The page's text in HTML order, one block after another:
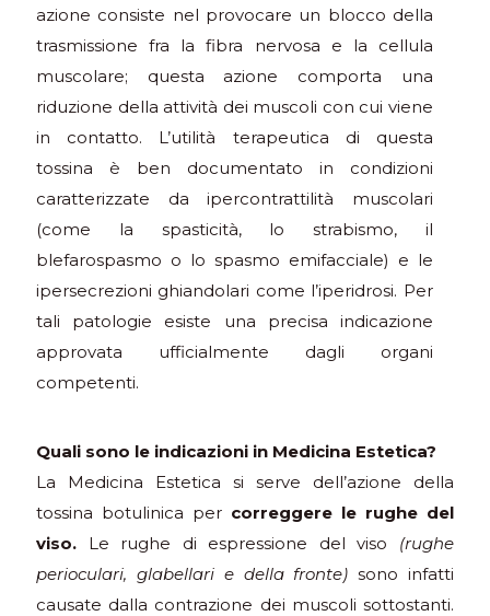
azione consiste nel provocare un blocco della
trasmissione fra la fibra nervosa e la cellula
muscolare; questa azione comporta una
riduzione della attività dei muscoli con cui viene
in contatto. L’utilità terapeutica di questa
tossina è ben documentato in condizioni
caratterizzate da ipercontrattilità muscolari
(come la spasticità, lo strabismo, il
blefarospasmo o lo spasmo emifacciale) e le
ipersecrezioni ghiandolari come l’iperidrosi. Per
tali patologie esiste una precisa indicazione
approvata ufficialmente dagli organi
competenti.
Quali sono le indicazioni in Medicina Estetica?
La Medicina Estetica si serve dell’azione della
tossina botulinica per correggere le rughe del
viso. Le rughe di espressione del viso (rughe
perioculari, glabellari e della fronte) sono infatti
causate dalla contrazione dei muscoli sottostanti.